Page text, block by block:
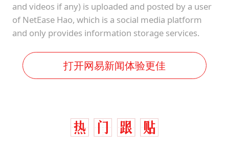
and videos if any) is uploaded and posted by a user
of NetEase Hao, which is a social media platform
and only provides information storage services.
打开网易新闻体验更佳